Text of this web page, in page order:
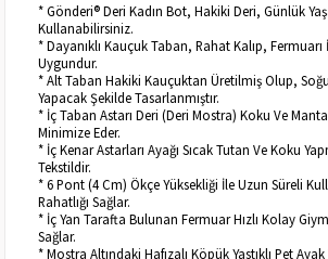
* Gönderi® Deri Kadın Bot, Hakiki Deri, Günlük
Kullanabilirsiniz.
* Dayanıklı Kauçuk Taban, Rahat Kalıp, Fermuarı
Uygundur.
* Alt Taban Hakiki Kauçuktan Üretilmiş Olup, Soğuk
Yapacak Şekilde Tasarlanmıştır.
* İç Taban Astarı Deri (Deri Mostra) Koku Ve
Minimize Eder.
* İç Kenar Astarları Ayağı Sıcak Tutan Ve Koku
Tekstildir.
* 6 Pont (4 Cm) Ökçe Yüksekliği İle Uzun Süreli
Rahatlığı Sağlar.
* İç Yan Tarafta Bulunan Fermuar Hızlı Kolay
Sağlar.
* Mostra Altındaki Hafızalı Köpük Yastıklı Pet